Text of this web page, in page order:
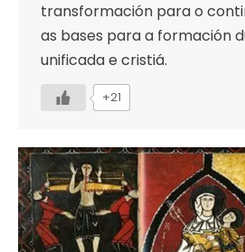
transformación para o
as bases para a formación
unificada e cristiá.
+21